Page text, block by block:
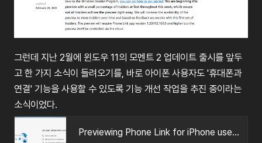
그런데 지난 2월에 윈도우 11의 모멘트 2 업데이트 출시를 앞두
고 한 가지 소식이 들려오기를, 바로 아이폰 사용자도 '휴대폰과
연결' 기능을 사용할 수 있도록 기능 개선 작업을 추진 중이라는
소식이었다.
Previewing Phone Link for iPhone users on Windows 11 with Windows Insiders